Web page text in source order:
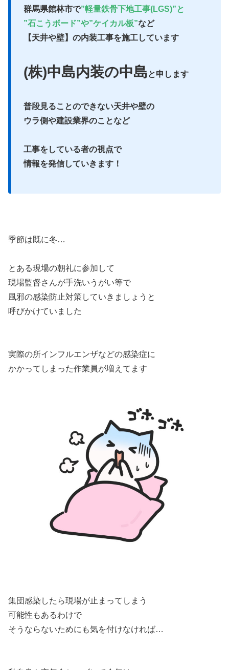
群馬県館林市で”軽量鉄骨下地工事(LGS)”と
”石こうボード”や”ケイカル板”など
【天井や壁】の内装工事を施工しています
(株)中島内装の中島 と申します
普段見ることのできない天井や壁の
ウラ側や建設業界のことなど
工事をしている者の視点で
情報を発信していきます！
季節は既に冬…
とある現場の朝礼に参加して
現場監督さんが手洗いうがい等で
風邪の感染防止対策していきましょうと
呼びかけていました
実際の所インフルエンザなどの感染症に
かかってしまった作業員が増えてます
集団感染したら現場が止まってしまう
可能性もあるわけで
そうならないためにも気を付けなければ…